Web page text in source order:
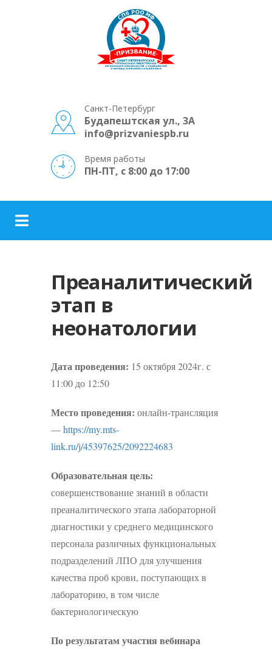
Санкт-Петербург
Будапештская ул., 3А
info@prizvaniespb.ru
Время работы
ПН-ПТ, с 8:00 до 17:00
Преаналитический
этап в
неонатологии
Дата проведения: 15 октября 2024г. с
11:00 до 12:50
Место проведения: онлайн-трансляция
—https://my.mts-
link.ru/j/45397625/2092224683
Образовательная цель:
совершенствование знаний в области
преаналитического этапа лабораторной
диагностики у среднего медицинского
персонала различных функциональных
подразделений ЛПО для улучшения
качества проб крови, поступающих в
лабораторию, в том числе
бактериологическую
По результатам участия вебинара